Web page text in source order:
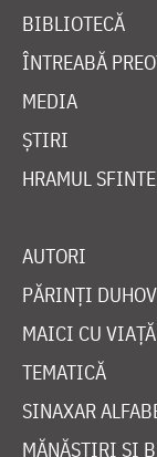
BIBLIOTECĂ
ÎNTREABĂ
MEDIA
ȘTIRI
HRAMUL
AUTORI
PĂRINȚI
MAICI CU
TEMATICĂ
SINAXAR
MĂNĂSTIRI ȘI